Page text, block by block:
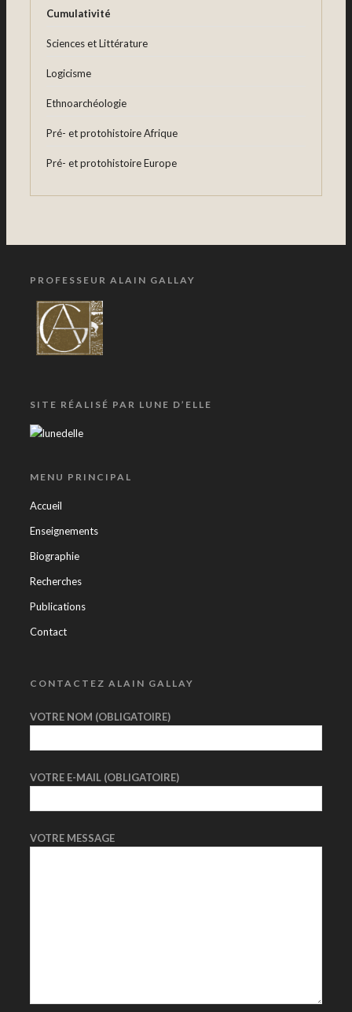
Cumulativité
Sciences et Littérature
Logicisme
Ethnoarchéologie
Pré- et protohistoire Afrique
Pré- et protohistoire Europe
PROFESSEUR ALAIN GALLAY
SITE RÉALISÉ PAR LUNE D’ELLE
MENU PRINCIPAL
Accueil
Enseignements
Biographie
Recherches
Publications
Contact
CONTACTEZ ALAIN GALLAY
VOTRE NOM (OBLIGATOIRE)
VOTRE E-MAIL (OBLIGATOIRE)
VOTRE MESSAGE